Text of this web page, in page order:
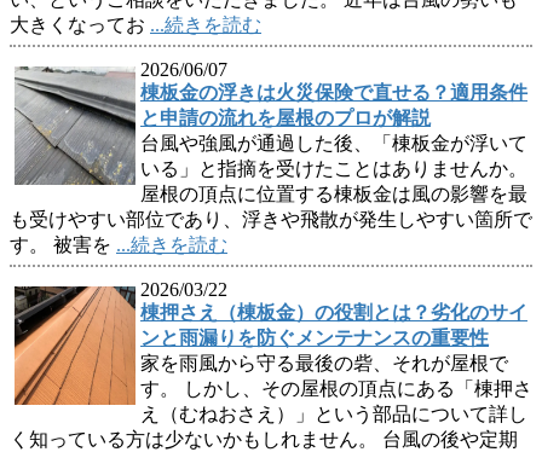
大きくなってお ...続きを読む
2026/06/07
棟板金の浮きは火災保険で直せる？適用条件
と申請の流れを屋根のプロが解説
台風や強風が通過した後、「棟板金が浮いて
いる」と指摘を受けたことはありませんか。
屋根の頂点に位置する棟板金は風の影響を最
も受けやすい部位であり、浮きや飛散が発生しやすい箇所で
す。 被害を ...続きを読む
2026/03/22
棟押さえ（棟板金）の役割とは？劣化のサイ
ンと雨漏りを防ぐメンテナンスの重要性
家を雨風から守る最後の砦、それが屋根で
す。 しかし、その屋根の頂点にある「棟押さ
え（むねおさえ）」という部品について詳し
く知っている方は少ないかもしれません。 台風の後や定期